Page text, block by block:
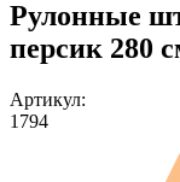
Рулонные
персик 280
Артикул:
1794